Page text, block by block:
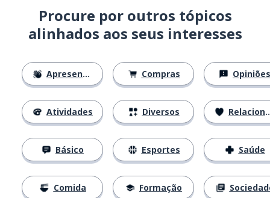
Procure por outros tópicos
alinhados aos seus interesses
Apresentações
Atividades
Básico
Comida
Compras
Diversos
Esportes
Formação
Opiniões
Relacionamentos
Saúde